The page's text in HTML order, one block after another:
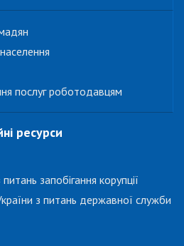
послуг роботодавцям
ресурси
запобігання корупції
з питань державної служби